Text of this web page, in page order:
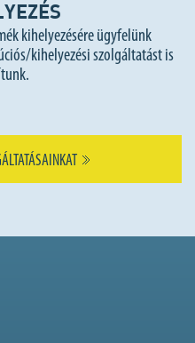
kihelyezésére ügyfelünk
kihelyezési szolgáltatást is